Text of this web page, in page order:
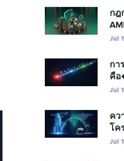
กฎ
Jul
กา
คือ
Jul
คว
โค
Jul